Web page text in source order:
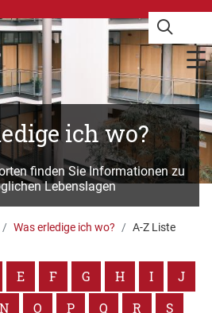
ich wo?
finden Sie Informationen zu
Lebenslagen
Was erledige ich wo? A-Z Liste
E F G H I
J
N O P Q R
S